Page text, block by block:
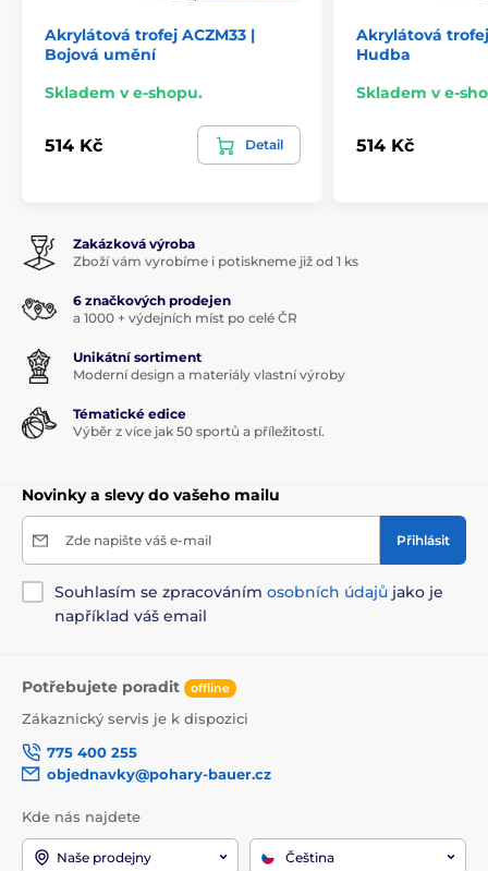
Akrylátová trofej ACZM33 |
Bojová umění
Skladem v e-shopu.
514 Kč Detail
Akrylátová trofej
Hudba
Skladem v e-
514 Kč
Zakázková výroba
Zboží vám vyrobíme i potiskneme již od 1 ks
6 značkových prodejen
a 1000 + výdejních míst po celé ČR
Unikátní sortiment
Moderní design a materiály vlastní výroby
Tématické edice
Výběr z více jak 50 sportů a příležitostí.
Novinky a slevy do vašeho mailu
Zde napište váš e-mail Přihlásit
Souhlasím se zpracováním osobních údajů jako je
například váš email
Potřebujete poradit offline
Zákaznický servis je k dispozici
775 400 255
objednavky@pohary-bauer.cz
Kde nás najdete
Naše prodejny Čeština